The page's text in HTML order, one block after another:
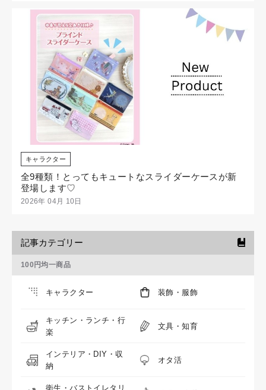
キャラクター
全9種類！とってもキュートなスライダーケースが新
登場します♡
2026年 04月 10日
記事カテゴリー
100円均一商品
キャラクター 装飾・服飾
キッチン・ランチ・行
楽
文具・知育
インテリア・DIY・収
納
オタ活
衛生・バストイレタリ